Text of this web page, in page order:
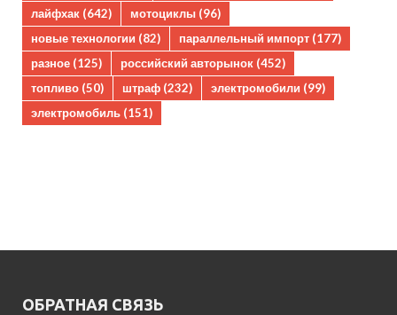
лайфхак (642) мотоциклы (96)
новые технологии (82) параллельный импорт (177)
разное (125) российский авторынок (452)
топливо (50) штраф (232) электромобили (99)
электромобиль (151)
ОБРАТНАЯ СВЯЗЬ